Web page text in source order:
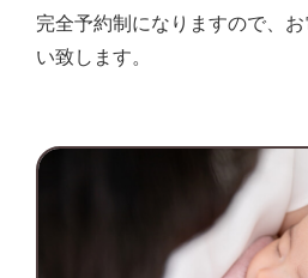
完全予約制になりますので、
い致します。